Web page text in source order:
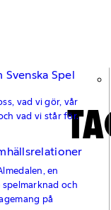
Svenska Spel
vad vi gör, vår
vad vi står för.
en
och
på